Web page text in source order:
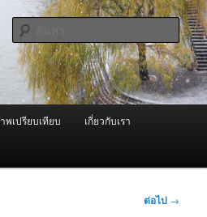
หมอกควัน Best
One และ อะไหล่
ภาพดี บริการด้วยความจริงใจ
ค้นหา
พเปรียบเทียบ เกี่ยวกับเรา
ต่อไป →